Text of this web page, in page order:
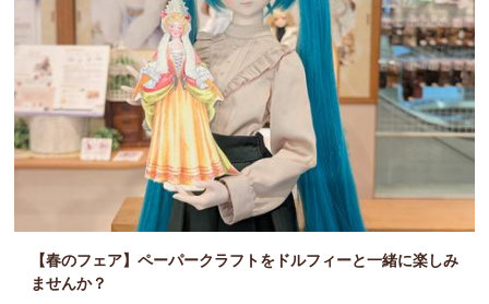
【春のフェア】ペーパークラフトをドルフィーと一緒に楽しみ
ませんか？